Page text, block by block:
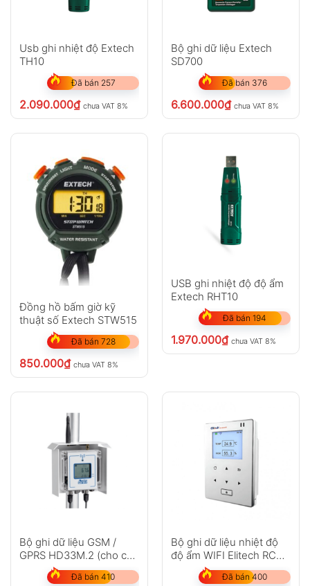
Usb ghi nhiệt độ Extech
TH10
Đã bán 257
2.090.000₫ chưa VAT 8%
Bộ ghi dữ liệu Extech
SD700
Đã bán 376
6.600.000₫ chưa VAT 8%
Đồng hồ bấm giờ kỹ
thuật số Extech STW515
Đã bán 728
850.000₫ chưa VAT 8%
USB ghi nhiệt độ độ ẩm
Extech RHT10
Đã bán 194
1.970.000₫ chưa VAT 8%
Bộ ghi dữ liệu GSM /
GPRS HD33M.2 (cho các
trạm thời tiết)
Đã bán 410
Bộ ghi dữ liệu nhiệt độ
độ ẩm WIFI Elitech RCW-
Đã bán 400